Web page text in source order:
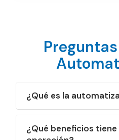
¿Qué es la
Es la integración de
tecnología para mover,
¿Qué beneficios